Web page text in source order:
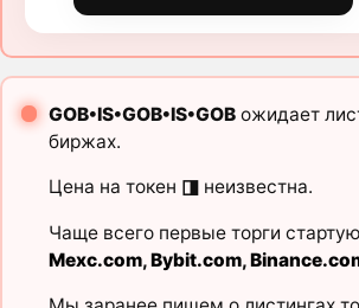
GOB•IS•GOB•IS•GOBожидает
биржах.
Цена на токен ◨неизвестна.
Чаще всего первые торги
Mexc.com,Bybit.com,